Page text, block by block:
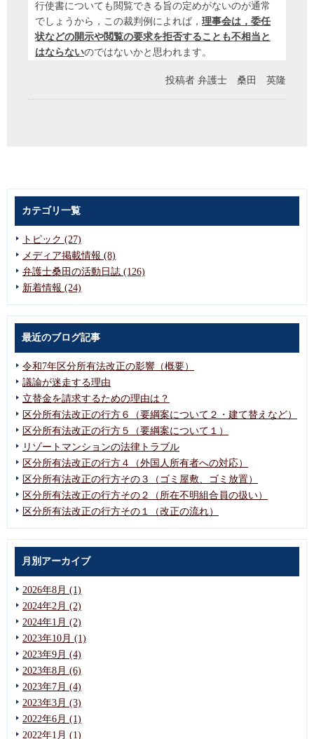
行使書についても閲覧できる旨の定めがないのが通常
でしょうから，この裁判例によれば， 理事会は，委任
状などの開示や閲覧の要求を拒否することも不相当と
はならないのではないかと思われます。
投稿者 弁護士 桑田 英隆
カテゴリ一覧
トピック (27)
メディア掲載情報 (8)
弁護士桑田の活動日誌 (126)
新着情報 (24)
最近のブログ記事
令和7年区分所有法改正の影響（概要）
議論が迷走する理由
立替金を請求するための理由は？
区分所有法改正の行方６（要綱案について２・建て替えなど）
区分所有法改正の行方５（要綱案について１）
リゾートマンションの法律トラブル
区分所有法改正の行方４（外国人所有者への対応）
区分所有法改正の行方その３（ゴミ屋敷、ゴミ放置）
区分所有法改正の行方その２（所在不明組合員の扱い）
区分所有法改正の行方その１（改正の流れ）
月別アーカイブ
2026年8月 (1)
2024年2月 (2)
2024年1月 (2)
2023年10月 (1)
2023年9月 (4)
2023年8月 (6)
2023年7月 (4)
2023年3月 (3)
2022年6月 (1)
2022年1月 (1)